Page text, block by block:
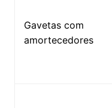
Gavetas com
amortecedores